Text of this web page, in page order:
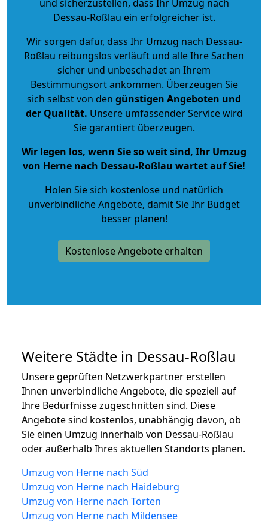
und sicherzustellen, dass Ihr Umzug nach
Dessau-Roßlau ein erfolgreicher ist.
Wir sorgen dafür, dass Ihr Umzug nach Dessau-
Roßlau reibungslos verläuft und alle Ihre Sachen
sicher und unbeschadet an Ihrem
Bestimmungsort ankommen. Überzeugen Sie
sich selbst von den günstigen Angeboten und
der Qualität. Unsere umfassender Service wird
Sie garantiert überzeugen.
Wir legen los, wenn Sie so weit sind, Ihr Umzug
von Herne nach Dessau-Roßlau wartet auf Sie!
Holen Sie sich kostenlose und natürlich
unverbindliche Angebote, damit Sie Ihr Budget
besser planen!
Kostenlose Angebote erhalten
Weitere Städte in Dessau-Roßlau
Unsere geprüften Netzwerkpartner erstellen
Ihnen unverbindliche Angebote, die speziell auf
Ihre Bedürfnisse zugeschnitten sind. Diese
Angebote sind kostenlos, unabhängig davon, ob
Sie einen Umzug innerhalb von Dessau-Roßlau
oder außerhalb Ihres aktuellen Standorts planen.
Umzug von Herne nach Süd
Umzug von Herne nach Haideburg
Umzug von Herne nach Törten
Umzug von Herne nach Mildensee